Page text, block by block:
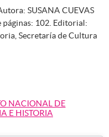
SUSANA CUEVAS
páginas: 102. Editorial:
Secretaría de Cultura
NACIONAL DE
E HISTORIA